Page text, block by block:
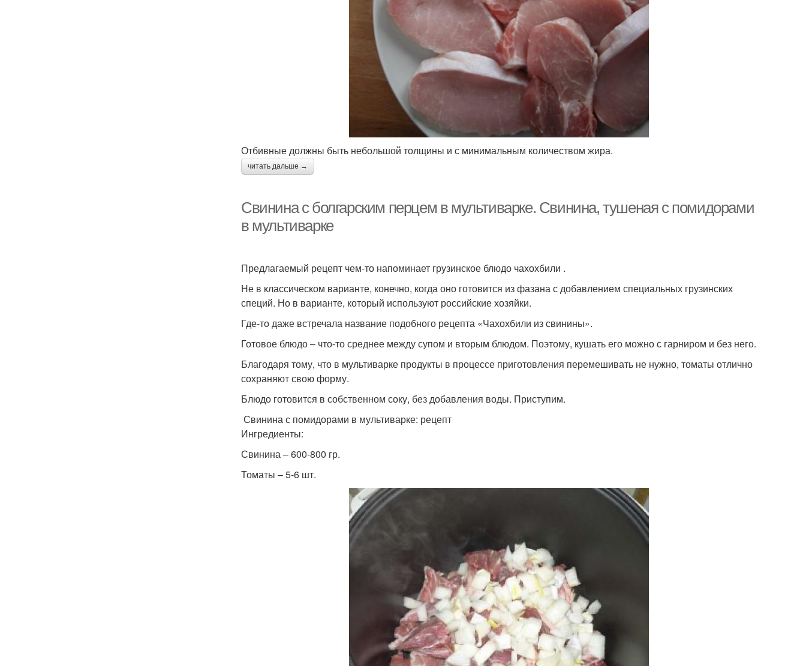
Отбивные должны быть небольшой толщины и с минимальным количеством жира.
читать дальше →
Свинина с болгарским перцем в мультиварке. Свинина, тушеная с помидорами
в мультиварке
Предлагаемый рецепт чем-то напоминает грузинское блюдо чахохбили .
Не в классическом варианте, конечно, когда оно готовится из фазана с добавлением специальных грузинских
специй. Но в варианте, который используют российские хозяйки.
Где-то даже встречала название подобного рецепта «Чахохбили из свинины».
Готовое блюдо – что-то среднее между супом и вторым блюдом. Поэтому, кушать его можно с гарниром и без него.
Благодаря тому, что в мультиварке продукты в процессе приготовления перемешивать не нужно, томаты отлично
сохраняют свою форму.
Блюдо готовится в собственном соку, без добавления воды. Приступим.
Свинина с помидорами в мультиварке: рецепт
Ингредиенты:
Свинина – 600-800 гр.
Томаты – 5-6 шт.